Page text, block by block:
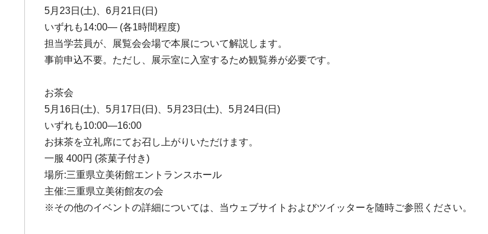
5月23日(土)、6月21日(日)
いずれも14:00― (各1時間程度)
担当学芸員が、展覧会会場で本展について解説します。
事前申込不要。ただし、展示室に入室するため観覧券が必要です。
お茶会
5月16日(土)、5月17日(日)、5月23日(土)、5月24日(日)
いずれも10:00―16:00
お抹茶を立礼席にてお召し上がりいただけます。
一服 400円 (茶菓子付き)
場所:三重県立美術館エントランスホール
主催:三重県立美術館友の会
※その他のイベントの詳細については、当ウェブサイトおよびツイッターを随時ご参照ください。